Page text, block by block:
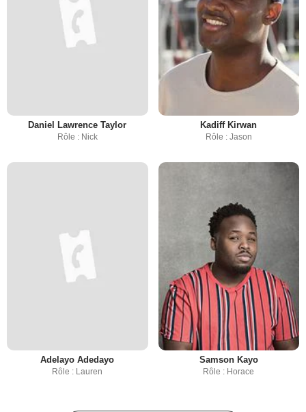
Daniel Lawrence Taylor
Rôle : Nick
Kadiff Kirwan
Rôle : Jason
Adelayo Adedayo
Rôle : Lauren
Samson Kayo
Rôle : Horace